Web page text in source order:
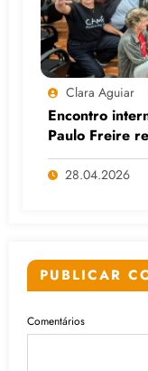
Clara Aguiar
Encontro
Paulo Freire
educador
28.04.2026
PUBLICAR
Comentários